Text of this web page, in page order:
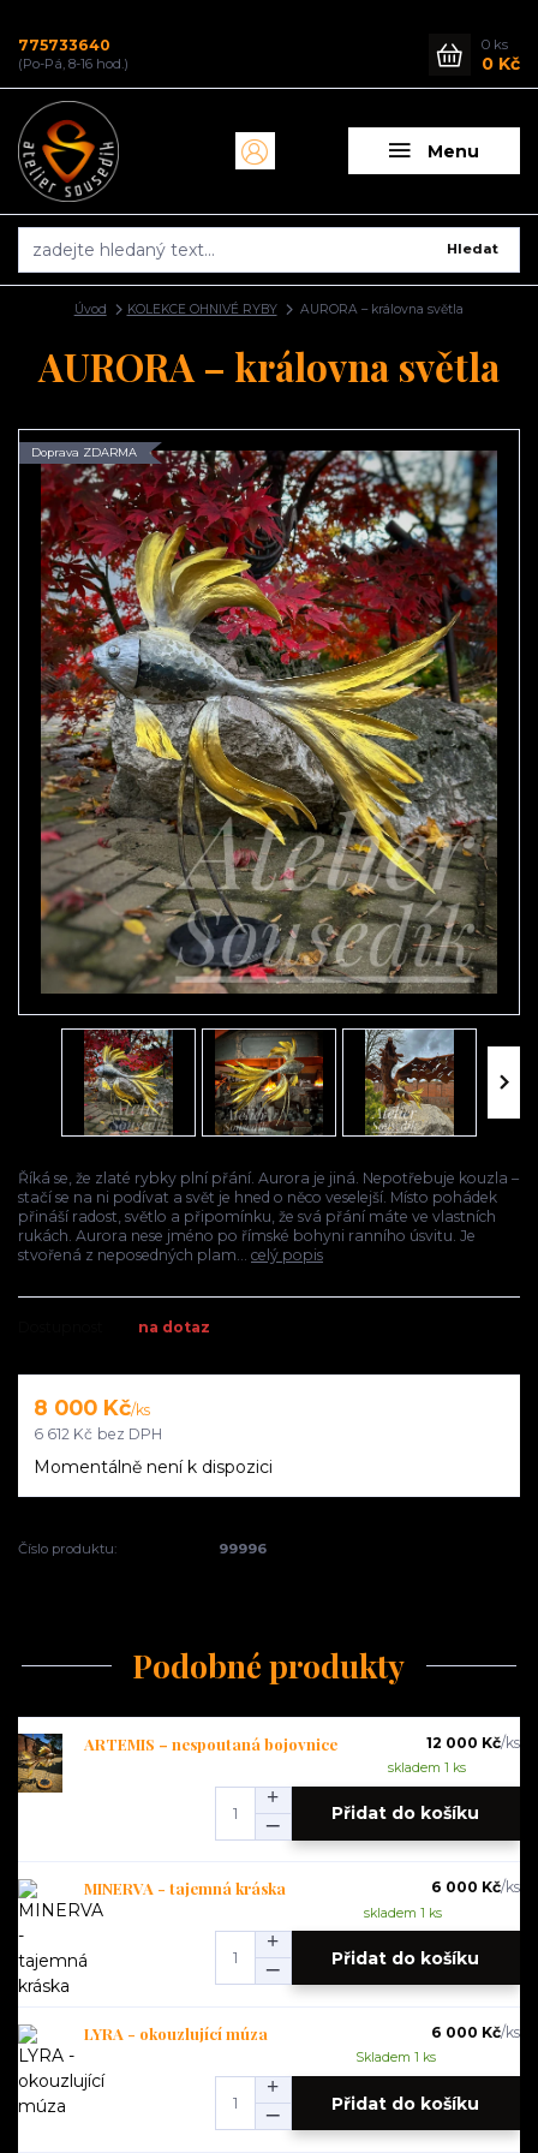
Menu
Hledat
775733640
(Po-Pá, 8-16 hod.)
0 ks
0 Kč
Úvod KOLEKCE OHNIVÉ RYBY AURORA – královna světla
AURORA – královna světla
Doprava ZDARMA
Říká se, že zlaté rybky plní přání. Aurora je jiná. Nepotřebuje kouzla –
stačí se na ni podívat a svět je hned o něco veselejší. Místo pohádek
přináší radost, světlo a připomínku, že svá přání máte ve vlastních
rukách. Aurora nese jméno po římské bohyni ranního úsvitu. Je
stvořená z neposedných plam... celý popis
na dotaz
8 000 Kč/ks
6 612 Kč bez DPH
Momentálně není k dispozici
Číslo produktu: 99996
Podobné produkty
ARTEMIS – nespoutaná bojovnice 12 000 Kč/ks
skladem 1 ks
Přidat do košíku
MINERVA - tajemná kráska 6 000 Kč/ks
skladem 1 ks
Přidat do košíku
LYRA - okouzlující múza 6 000 Kč/ks
Skladem 1 ks
Přidat do košíku